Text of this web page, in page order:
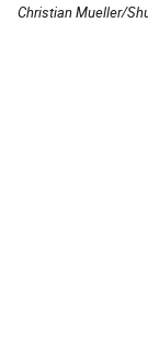
Christian Mueller/